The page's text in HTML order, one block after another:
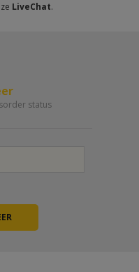
LiveChat.
status